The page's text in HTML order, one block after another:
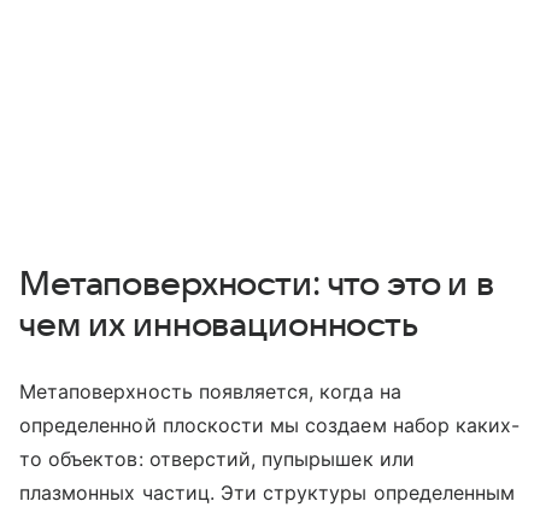
Метаповерхности: что это и в
чем их инновационность
Метаповерхность появляется, когда на
определенной плоскости мы создаем набор каких-
то объектов: отверстий, пупырышек или
плазмонных частиц. Эти структуры определенным